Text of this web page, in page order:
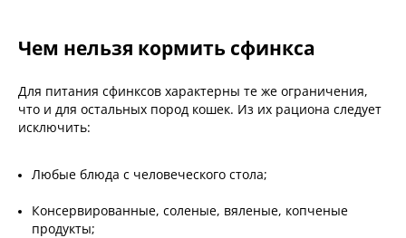
Чем нельзя кормить сфинкса
Для питания сфинксов характерны те же ограничения,
что и для остальных пород кошек. Из их рациона следует
исключить:
Любые блюда с человеческого стола;
Консервированные, соленые, вяленые, копченые
продукты;